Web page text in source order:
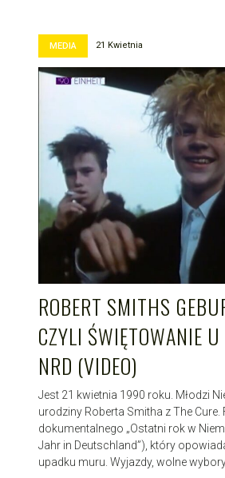
MEDIA 21 Kwietnia
ROBERT SMITHS
CZYLI ŚWIĘTOWANIE
NRD (VIDEO)
Jest 21 kwietnia 1990 roku. Młodzi
urodziny Roberta Smitha z The Cure.
dokumentalnego „Ostatni rok w
Jahr in Deutschland”), który
upadku muru. Wyjazdy, wolne